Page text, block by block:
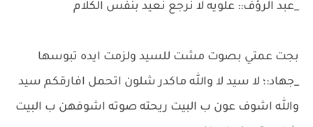
_عبد الرؤف:: علويه لا نرجع نعيد بنفس الكلام
بجت عمتي بصوت مشت للسيد ولزمت ايده تبوسها
_جهاد:؛ لا سيد لا والله ماكدر شلون اتحمل افارقكم سيد
والله اشوف عون ب البيت ريحته صوته اشوفهن ب البيت